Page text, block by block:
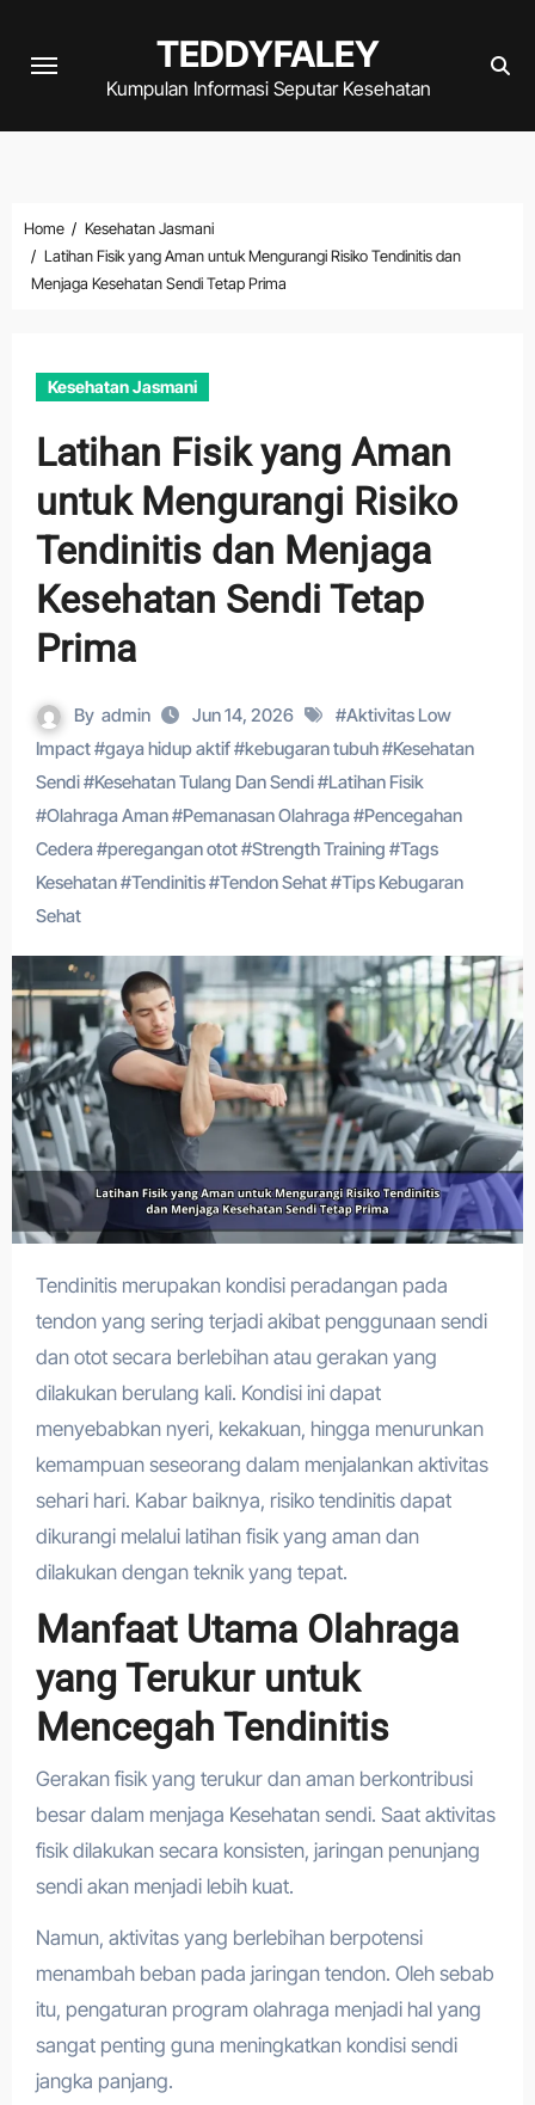
TEDDYFALEY
Kumpulan Informasi Seputar Kesehatan
Home
Kesehatan Jasmani
Latihan Fisik yang Aman untuk Mengurangi Risiko Tendinitis dan
Menjaga Kesehatan Sendi Tetap Prima
Kesehatan Jasmani
Latihan Fisik yang Aman
untuk Mengurangi Risiko
Tendinitis dan Menjaga
Kesehatan Sendi Tetap
Prima
By admin Jun 14, 2026 #Aktivitas Low
Impact#gaya hidup aktif#kebugaran tubuh#Kesehatan
Sendi#Kesehatan Tulang Dan Sendi#Latihan Fisik
#Olahraga Aman#Pemanasan Olahraga#Pencegahan
Cedera#peregangan otot#Strength Training #Tags
Kesehatan#Tendinitis#Tendon Sehat#Tips Kebugaran
Sehat
Tendinitis merupakan kondisi peradangan pada
tendon yang sering terjadi akibat penggunaan sendi
dan otot secara berlebihan atau gerakan yang
dilakukan berulang kali. Kondisi ini dapat
menyebabkan nyeri, kekakuan, hingga menurunkan
kemampuan seseorang dalam menjalankan aktivitas
sehari hari. Kabar baiknya, risiko tendinitis dapat
dikurangi melalui latihan fisik yang aman dan
dilakukan dengan teknik yang tepat.
Manfaat Utama Olahraga
yang Terukur untuk
Mencegah Tendinitis
Gerakan fisik yang terukur dan aman berkontribusi
besar dalam menjaga Kesehatan sendi. Saat aktivitas
fisik dilakukan secara konsisten, jaringan penunjang
sendi akan menjadi lebih kuat.
Namun, aktivitas yang berlebihan berpotensi
menambah beban pada jaringan tendon. Oleh sebab
itu, pengaturan program olahraga menjadi hal yang
sangat penting guna meningkatkan kondisi sendi
jangka panjang.